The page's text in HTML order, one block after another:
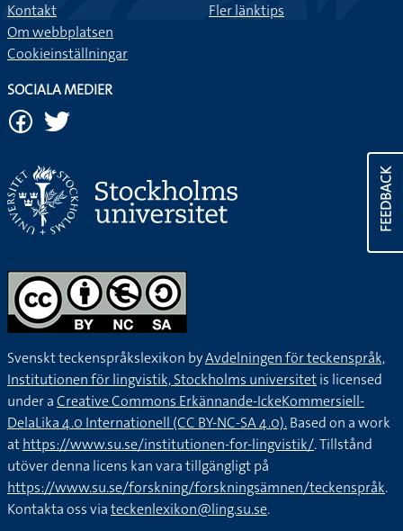
FEEDBACK
Kontakt
Om webbplatsen
Cookieinställningar
Fler länktips
SOCIALA MEDIER
Svenskt teckenspråkslexikon byAvdelningen för teckenspråk,
Institutionen för lingvistik, Stockholms universitetis licensed
under aCreative Commons Erkännande-IckeKommersiell-
DelaLika 4.0 Internationell (CC BY-NC-SA 4.0).Based on a work
athttps://www.su.se/institutionen-for-lingvistik/. Tillstånd
utöver denna licens kan vara tillgängligt på
https://www.su.se/forskning/forskningsämnen/teckenspråk.
Kontakta oss viateckenlexikon@ling.su.se.